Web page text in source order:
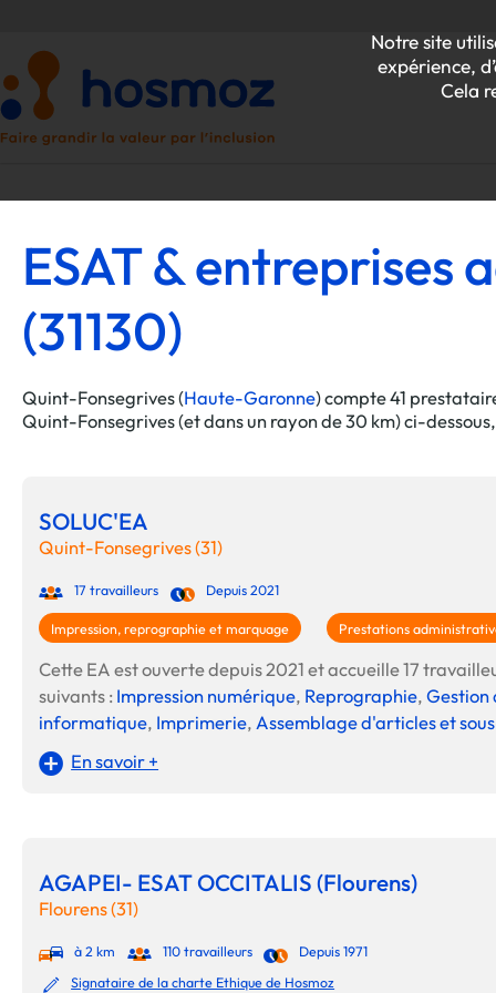
Notre site
expérience,
Cela
ESAT & entreprises
(31130)
Quint-Fonsegrives (Haute-Garonne) compte 41
Quint-Fonsegrives (et dans un rayon de 30 km) ci-
SOLUC'EA
Quint-Fonsegrives (31)
17 travailleurs Depuis 2021
Impression, reprographie et marquage Prestations
Cette EA est ouverte depuis 2021 et accueille 17
suivants : Impression numérique, Reprographie,Gestion
informatique, Imprimerie, Assemblage d'articles et
En savoir +
AGAPEI- ESAT OCCITALIS (Flourens)
Flourens (31)
à 2 km 110 travailleurs
Depuis 1971
Signataire de la charte Ethique de Hosmoz